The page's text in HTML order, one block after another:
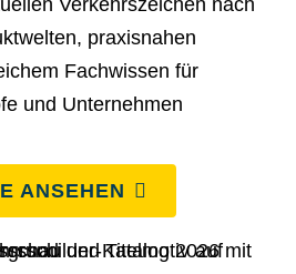
Verkehrszeichen nach
praxisnahen
Fachwissen für
und Unternehmen
ANSEHEN